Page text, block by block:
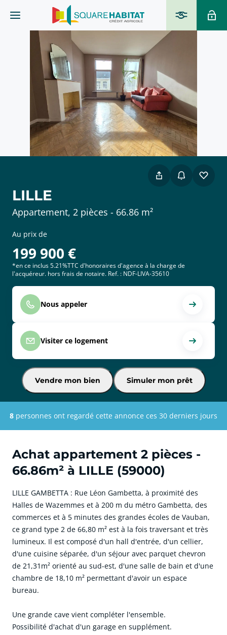
Achat appartement 2 pièces -
66.86m² à LILLE (59000)
LILLE GAMBETTA : Rue Léon Gambetta, à proximité des
Halles de Wazemmes et à 200 m du métro Gambetta, des
commerces et à 5 minutes des grandes écoles de Vauban,
ce grand type 2 de 66,80 m² est à la fois traversant et très
lumineux. Il est composé d'un hall d'entrée, d'un cellier,
d'une cuisine séparée, d'un séjour avec parquet chevron
de 21,31m² orienté au sud-est, d'une salle de bain et d'une
chambre de 18,10 m² permettant d'avoir un espace
bureau.
Une grande cave vient compléter l'ensemble.
Possibilité d'achat d'un garage en supplément.
LILLE
Appartement, 2 pièces - 66.86 m²
Au prix de
199 900 €
*en ce inclus 5.21%TTC d'honoraires d'agence à la charge de
l'acquéreur. hors frais de notaire. Ref. : NDF-LIVA-35610
Nous appeler
Visiter ce logement
Simuler mon prêt
Vendre mon bien
8 personnes ont regardé cette annonce ces 30 derniers jours